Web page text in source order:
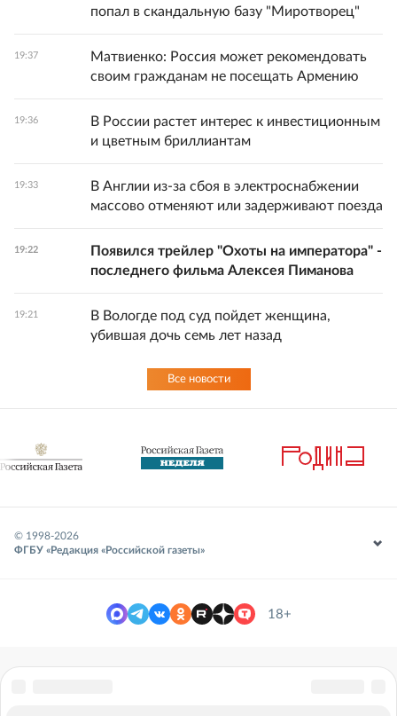
попал в скандальную базу "Миротворец"
19:37
Матвиенко: Россия может рекомендовать
своим гражданам не посещать Армению
19:36
В России растет интерес к инвестиционным
и цветным бриллиантам
19:33
В Англии из-за сбоя в электроснабжении
массово отменяют или задерживают поезда
19:22
Появился трейлер "Охоты на императора" -
последнего фильма Алексея Пиманова
19:21
В Вологде под суд пойдет женщина,
убившая дочь семь лет назад
Все новости
© 1998-2026
ФГБУ «Редакция «Российской газеты»
18+